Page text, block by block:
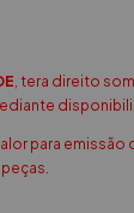
, tera direito
para emissão